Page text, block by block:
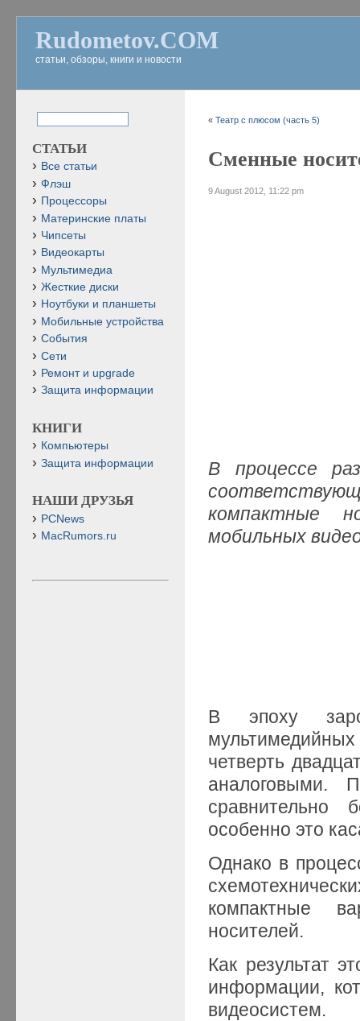
Rudometov.COM
статьи, обзоры, книги и новости
«Театр с плюсом (часть 5)
Сменные
9 August 2012, 11:22 pm
В процессе
компактные
мобильных
В эпоху
четверть
аналоговыми.
сравнительно
особенно это
Однако в
компактные
носителей.
Как результат
информации,
видеосистем.
СТАТЬИ
Все статьи
Флэш
Процессоры
Материнские платы
Чипсеты
Видеокарты
Мультимедиа
Жесткие диски
Ноутбуки и планшеты
Мобильные устройства
События
Сети
Ремонт и upgrade
Защита информации
КНИГИ
Компьютеры
Защита информации
НАШИ ДРУЗЬЯ
PCNews
MacRumors.ru